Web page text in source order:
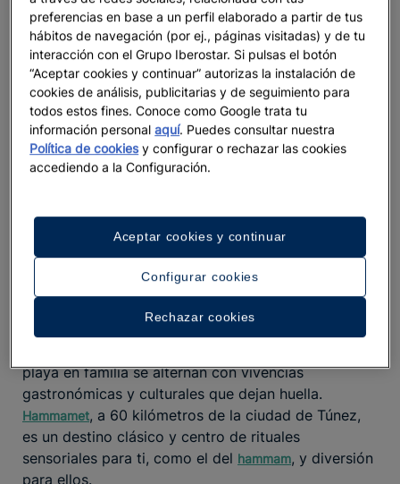
Distancias amables y experiencias sensoriales
únicas
Nuestroshoteles en Túnezse sitúan en puntos
clave, dondelas distancias son amables y fáciles de
recorrer por carretera. Escoge el que más se adapte
a tu familia: aquí van algunas pistas.
, la desconexión familiar y el
idílica.
destila multiculturalidad y misticismo
junto a la playa, con un ambiente dinámico que
cautivará a mayores y pequeños. Por su parte, la
cuenta con una Medina declarada
Patrimonio de la Humanidad por la UNESCO y otros
playa en familia se alternan con vivencias
gastronómicas y culturales que dejan huella.
Hammamet, a 60 kilómetros de la ciudad de Túnez,
es un destino clásico y centro de rituales
sensoriales para ti, como el del hammam, y diversión
para ellos.
preferencias en base a un perfil elaborado a partir de tus
hábitos de navegación (por ej., páginas visitadas) y de tu
interacción con el Grupo Iberostar. Si pulsas el botón
“Aceptar cookies y continuar” autorizas la instalación de
cookies de análisis, publicitarias y de seguimiento para
todos estos fines. Conoce como Google trata tu
información personalaquí. Puedes consultar nuestra
Política de cookiesy configurar o rechazar las cookies
accediendo a la Configuración.
Configurar cookies
Rechazar cookies
Aceptar cookies y continuar